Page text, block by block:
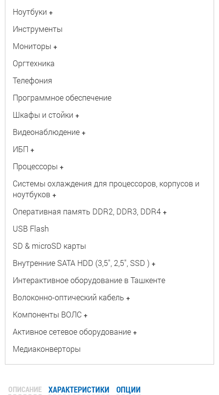
Ноутбуки +
Инструменты
Мониторы +
Оргтехника
Телефония
Программное обеспечение
Шкафы и стойки +
Видеонаблюдение +
ИБП +
Процессоры +
Системы охлаждения для процессоров, корпусов и
ноутбуков +
Оперативная память DDR2, DDR3, DDR4 +
USB Flash
SD & microSD карты
Внутренние SATA HDD (3,5", 2,5", SSD ) +
Интерактивное оборудование в Ташкенте
Волоконно-оптический кабель +
Компоненты ВОЛС +
Активное сетевое оборудование +
Медиаконверторы
ОПИСАНИЕ ХАРАКТЕРИСТИКИ ОПЦИИ